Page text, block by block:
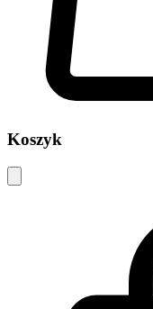
Koszyk